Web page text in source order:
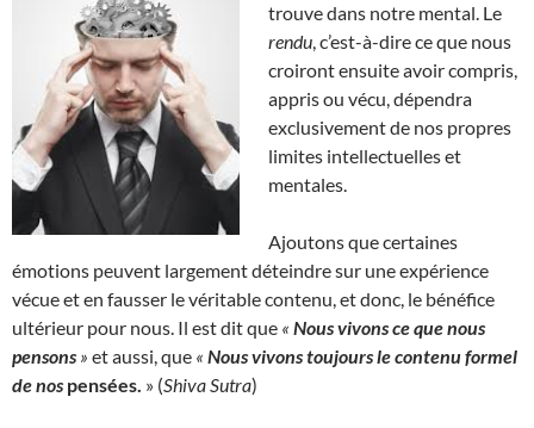
trouve dans notre mental. Le
rendu , c’est-à-dire ce que nous
croiront ensuite avoir compris,
appris ou vécu, dépendra
exclusivement de nos propres
limites intellectuelles et
mentales.
Ajoutons que certaines
émotions peuvent largement déteindre sur une expérience
vécue et en fausser le véritable contenu, et donc, le bénéfice
ultérieur pour nous. Il est dit que « Nous vivons ce que nous
pensons » et aussi, que « Nous vivons toujours le contenu formel
de nos pensées » (Shiva Sutra)